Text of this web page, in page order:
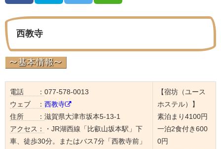
西教寺
電話 ： 077-578-0013
ウェブ ： 西教寺
住所 ： 滋賀県大津市坂本5-13-1
アクセス：
・JR湖西線「比叡山坂本駅」下
車、徒歩30分。またはバス7分「西教寺前」
【宿坊（ユース
ホステル）】
素泊まり4100円
一泊2食付き600
0円